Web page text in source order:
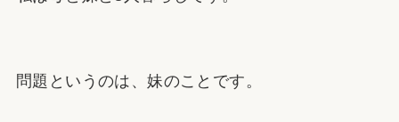
問題というのは、妹のことです。